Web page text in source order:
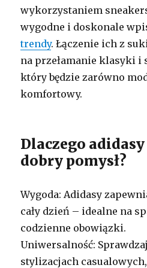
wykorzystaniem
wygodne i doskonale
trendy. Łączenie ich z
na przełamanie klasyki i
który będzie zarówno
komfortowy.
Dlaczego
dobry pomysł?
Wygoda: Adidasy
cały dzień – idealne na
codzienne obowiązki.
Uniwersalność:
stylizacjach